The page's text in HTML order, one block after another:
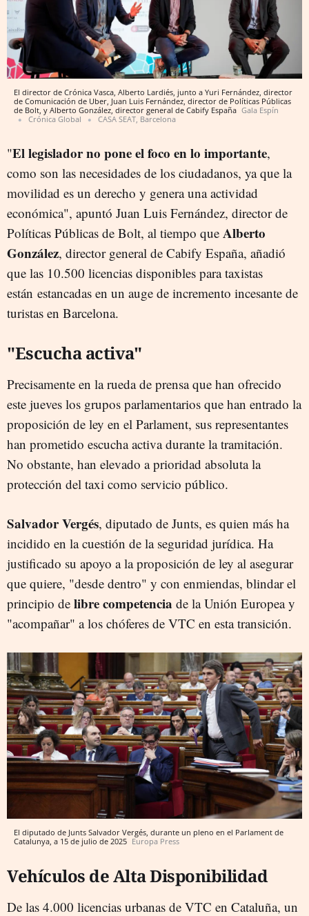
El director de Crónica Vasca, Alberto Lardiés, junto a Yuri Fernández, director
de Comunicación de Uber, Juan Luis Fernández, director de Políticas Públicas
de Bolt, y Alberto González, director general de Cabify España Gala Espín
Crónica Global
CASA SEAT, Barcelona
"El legislador no pone el foco en lo importante,
como son las necesidades de los ciudadanos, ya que la
movilidad es un derecho y genera una actividad
económica", apuntó Juan Luis Fernández, director de
Políticas Públicas de Bolt, al tiempo que Alberto
González, director general de Cabify España, añadió
que las 10.500 licencias disponibles para taxistas
están estancadas en un auge de incremento incesante de
turistas en Barcelona.
"Escucha activa"
Precisamente en la rueda de prensa que han ofrecido
este jueves los grupos parlamentarios que han entrado la
proposición de ley en el Parlament, sus representantes
han prometido escucha activa durante la tramitación.
No obstante, han elevado a prioridad absoluta la
protección del taxi como servicio público.
Salvador Vergés, diputado de Junts, es quien más ha
incidido en la cuestión de la seguridad jurídica. Ha
justificado su apoyo a la proposición de ley al asegurar
que quiere, "desde dentro" y con enmiendas, blindar el
principio de libre competencia de la Unión Europea y
"acompañar" a los chóferes de VTC en esta transición.
El diputado de Junts Salvador Vergés, durante un pleno en el Parlament de
Catalunya, a 15 de julio de 2025 Europa Press
Vehículos de Alta Disponibilidad
De las 4.000 licencias urbanas de VTC en Cataluña, un